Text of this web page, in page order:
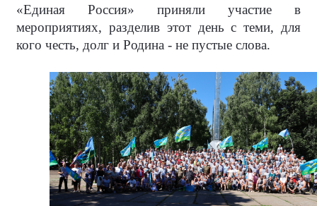
«Единая Россия» приняли участие в
мероприятиях, разделив этот день с теми, для
кого честь, долг и Родина - не пустые слова.